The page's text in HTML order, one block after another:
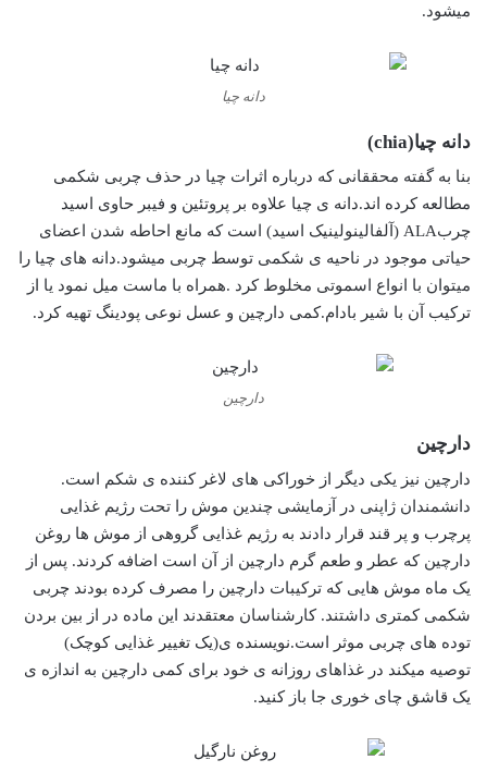
میشود.
دانه چیا
دانه چیا(chia)
بنا به گفته محققانی که درباره اثرات چیا در حذف چربی شکمی
مطالعه کرده اند.دانه ی چیا علاوه بر پروتئین و فیبر حاوی اسید
چربALA (آلفالینولینیک اسید) است که مانع احاطه شدن اعضای
حیاتی موجود در ناحیه ی شکمی توسط چربی میشود.دانه های چیا را
میتوان با انواع اسموتی مخلوط کرد .همراه با ماست میل نمود یا از
ترکیب آن با شیر بادام.کمی دارچین و عسل نوعی پودینگ تهیه کرد.
دارچین
دارچین
دارچین نیز یکی دیگر از خوراکی های لاغر کننده ی شکم است.
دانشمندان ژاپنی در آزمایشی چندین موش را تحت رژیم غذایی
پرچرب و پر قند قرار دادند به رژیم غذایی گروهی از موش ها روغن
دارچین که عطر و طعم گرم دارچین از آن است اضافه کردند. پس از
یک ماه موش هایی که ترکیبات دارچین را مصرف کرده بودند چربی
شکمی کمتری داشتند. کارشناسان معتقدند این ماده در از بین بردن
توده های چربی موثر است.نویسنده ی(یک تغییر غذایی کوچک)
توصیه میکند در غذاهای روزانه ی خود برای کمی دارچین به اندازه ی
یک قاشق چای خوری جا باز کنید.